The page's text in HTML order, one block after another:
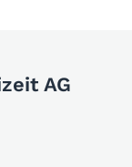
AG